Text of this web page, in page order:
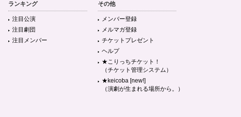
ランキング
注目公演
注目劇団
注目メンバー
その他
メンバー登録
メルマガ登録
チケットプレゼント
ヘルプ
★こりっちチケット！
（チケット管理システム）
★keicoba [new!]
（演劇が生まれる場所から。）